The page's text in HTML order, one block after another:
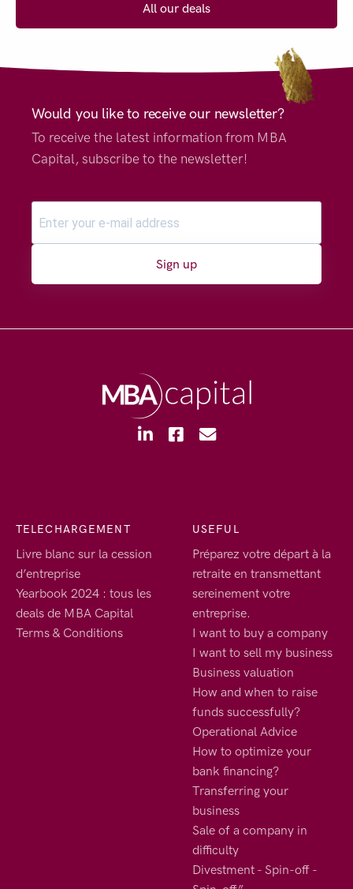
All our deals
Would you like to receive our newsletter?
To receive the latest information from MBA
Capital, subscribe to the newsletter!
Sign up
TELECHARGEMENT
Livre blanc sur la cession
d’entreprise
Yearbook 2024 : tous les
deals de MBA Capital
Terms & Conditions
USEFUL
Préparez votre départ à la
retraite en transmettant
sereinement votre
entreprise.
I want to buy a company
I want to sell my business
Business valuation
How and when to raise
funds successfully?
Operational Advice
How to optimize your
bank financing?
Transferring your
business
Sale of a company in
difficulty
Divestment - Spin-off -